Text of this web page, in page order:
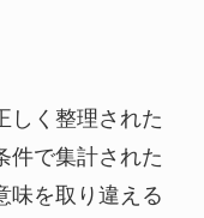
しく整理された
件で集計された
味を取り違える